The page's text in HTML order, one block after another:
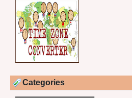
Categories